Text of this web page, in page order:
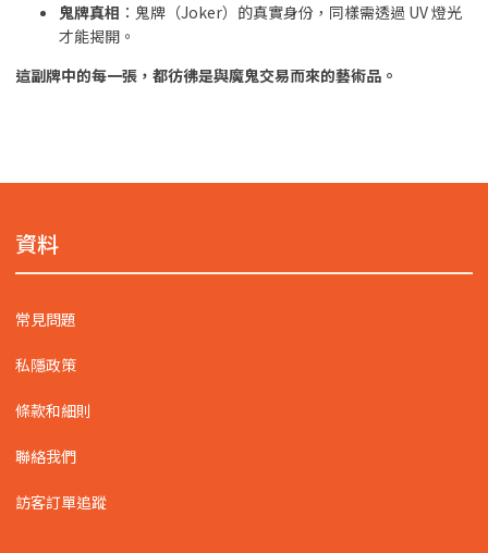
鬼牌真相 ：鬼牌（Joker）的真實身份，同樣需透過 UV 燈光
才能揭開。
這副牌中的每一張，都彷彿是與魔鬼交易而來的藝術品。
資料
常見問題
私隱政策
條款和細則
聯絡我們
訪客訂單追蹤